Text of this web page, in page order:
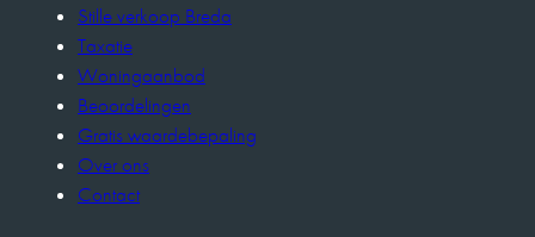
Stille verkoop Breda
Taxatie
Woningaanbod
Beoordelingen
Gratis waardebepaling
Over ons
Contact